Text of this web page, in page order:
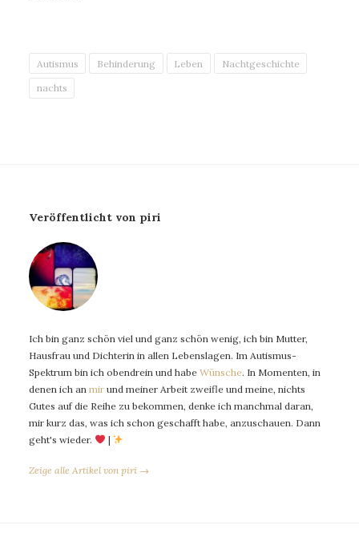
Autismus Behinderung Leben Nachtgeschichte
nachts
Veröffentlicht von piri
Ich bin ganz schön viel und ganz schön wenig, ich bin Mutter,
Hausfrau und Dichterin in allen Lebenslagen. Im Autismus-
Spektrum bin ich obendrein und habe Wünsche. In Momenten, in
denen ich an mir und meiner Arbeit zweifle und meine, nichts
Gutes auf die Reihe zu bekommen, denke ich manchmal daran,
mir kurz das, was ich schon geschafft habe, anzuschauen. Dann
geht's wieder.
|
Zeige alle Artikel von piri →